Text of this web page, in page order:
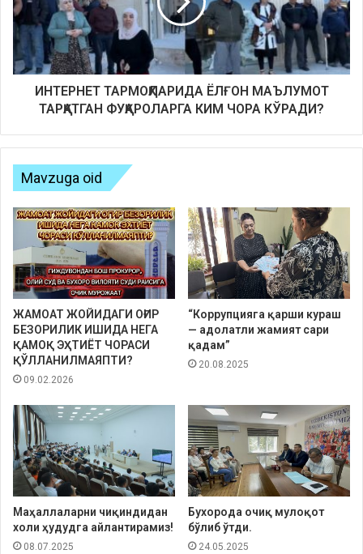
ИНТЕРНЕТ ТАРМОҚЛАРИДА ЁЛҒОН МАЪЛУМОТ
ТАРҚАТГАН ФУҚАРОЛАРГА КИМ ЧОРА КЎРАДИ?
Mavzuga oid
ЖАМОАТ ЖОЙИДАГИ ОҒИР
БЕЗОРИЛИК ИШИДА НЕГА
ҚАМОҚ ЭҲТИЁТ ЧОРАСИ
ҚЎЛЛАНИЛМАЯПТИ?
09.02.2026
“Коррупцияга қарши кураш
— адолатли жамият сари
қадам”
20.08.2025
Маҳаллаларни чиқиндидан
холи ҳудудга айлантирамиз!
08.07.2025
Бухорода очиқ мулоқот
бўлиб ўтди.
24.05.2025